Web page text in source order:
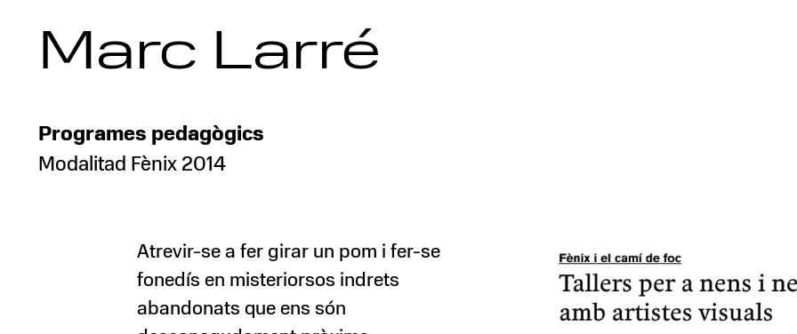
Marc Larré
Programes pedagògics
Modalitad Fènix 2014
Atrevir-se a fer girar un pom i fer-se
fonedís en misteriorsos indrets
abandonats que ens són